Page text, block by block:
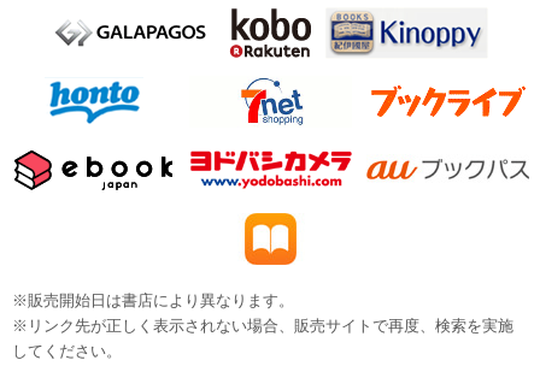
※販売開始日は書店により異なります。
※リンク先が正しく表示されない場合、販売サイトで再度、検索を実施
してください。